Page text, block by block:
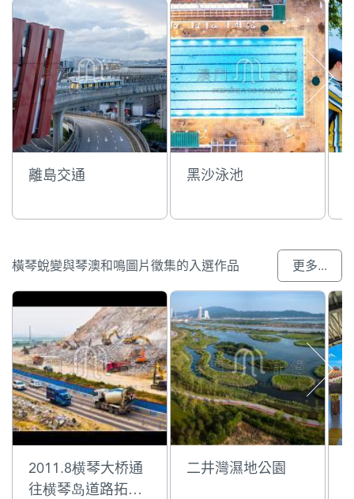
離島交通 黑沙泳池
橫琴蛻變與琴澳和鳴圖片徵集的入選作品 更多...
2011.8横琴大桥通
往横琴岛道路拓宽
二井灣濕地公園